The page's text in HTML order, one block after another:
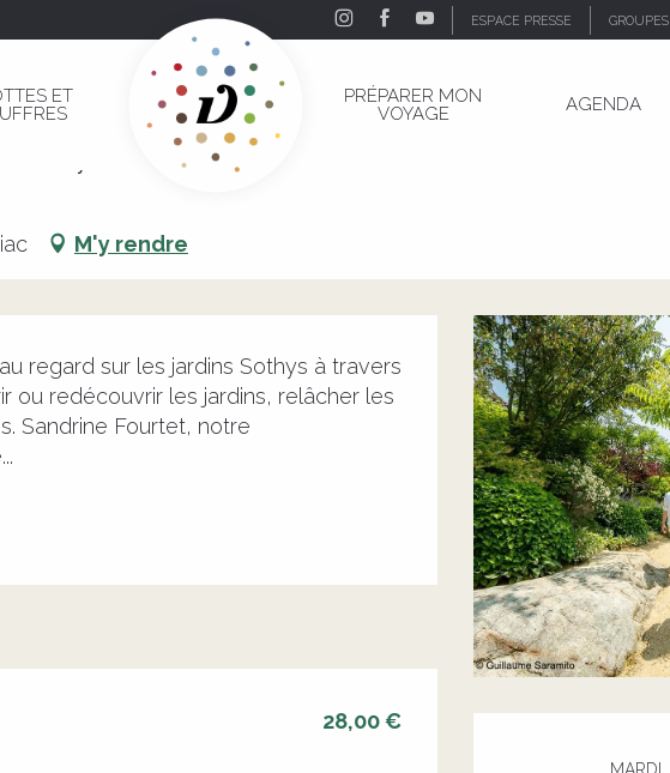
ESPACE PRESSE GROUPES
ET
PRÉPARER MON
VOYAGE
AGENDA
M'y rendre
regard sur les jardins Sothys à travers
ou redécouvrir les jardins, relâcher les
Sandrine Fourtet, notre
28,00 €